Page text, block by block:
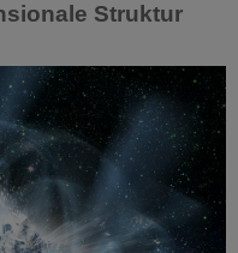
Struktur